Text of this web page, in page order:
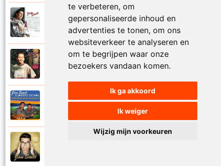
te verbeteren, om
gepersonaliseerde inhoud en
advertenties te tonen, om ons
websiteverkeer te analyseren en
om te begrijpen waar onze
bezoekers vandaan komen.
Ik ga akkoord
Ik weiger
Wijzig mijn voorkeuren
Jan Smit
Na al die nachten
Jantje Smit
Nathalie
Jan Smit en Johnny De Mol
Nederland wordt kampioen